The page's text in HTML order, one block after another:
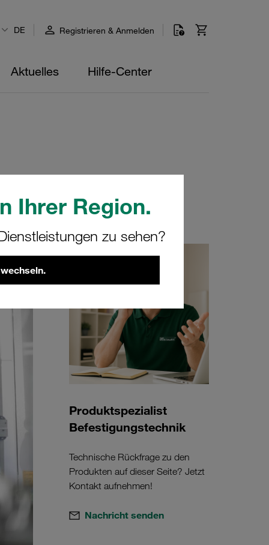
Ihrer Region.
zu sehen?
DE Registrieren & Anmelden
Aktuelles Hilfe-Center
Produktspezialist
Befestigungstechnik
Technische Rückfrage zu den
Produkten auf dieser Seite? Jetzt
Kontakt aufnehmen!
Nachricht senden